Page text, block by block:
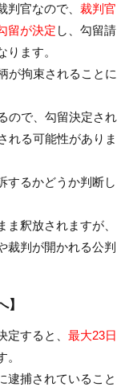
官なので、 裁判官
留が決定 し、勾留請
ます。
が拘束されることに
ので、勾留決定され
れる可能性がありま
するかどうか判断し
釈放されますが、
裁判が開かれる公判
】
すると、 最大23日
。
逮捕されていること